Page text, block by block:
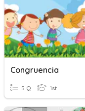
Congruencia
5 Q 1st